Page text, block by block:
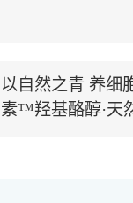
以自然之青 养细
素™羟基酪醇·天